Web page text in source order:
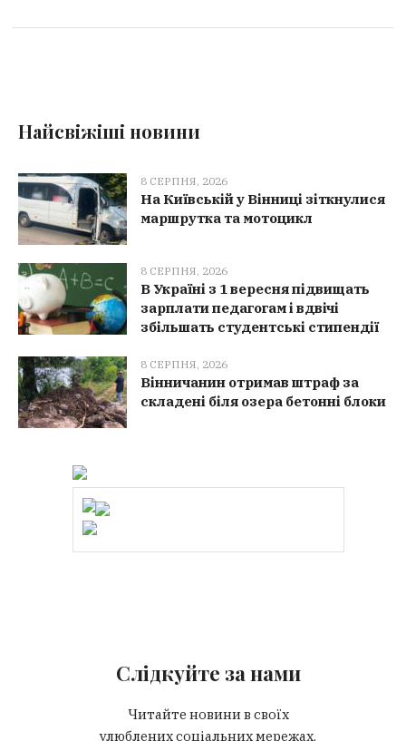
Найсвіжіші новини
8 СЕРПНЯ, 2026
На Київській у Вінниці зіткнулися
маршрутка та мотоцикл
8 СЕРПНЯ, 2026
В Україні з 1 вересня підвищать
зарплати педагогам і вдвічі
збільшать студентські стипендії
8 СЕРПНЯ, 2026
Вінничанин отримав штраф за
складені біля озера бетонні блоки
Слідкуйте за нами
Читайте новини в своїх
улюблених соціальних мережах.